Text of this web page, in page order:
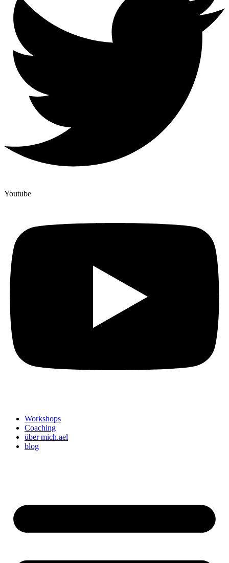
Youtube
Workshops
Coaching
über mich.ael
blog